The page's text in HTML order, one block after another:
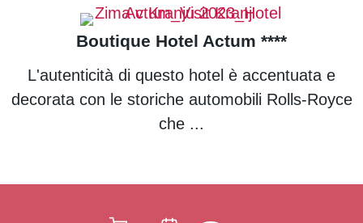
Boutique Hotel Actum ****
L'autenticità di questo hotel è accentuata e
decorata con le storiche automobili Rolls-Royce
che ...